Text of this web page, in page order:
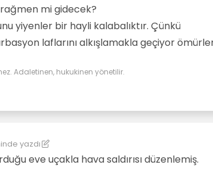
rağmen mi gidecek?
yiyenler bir hayli kalabalıktır. Çünkü
laflarını alkışlamakla geçiyor
Adaletinen, hukukinen yönetilir.
yazdı
eve uçakla hava saldırısı düzenlemiş.